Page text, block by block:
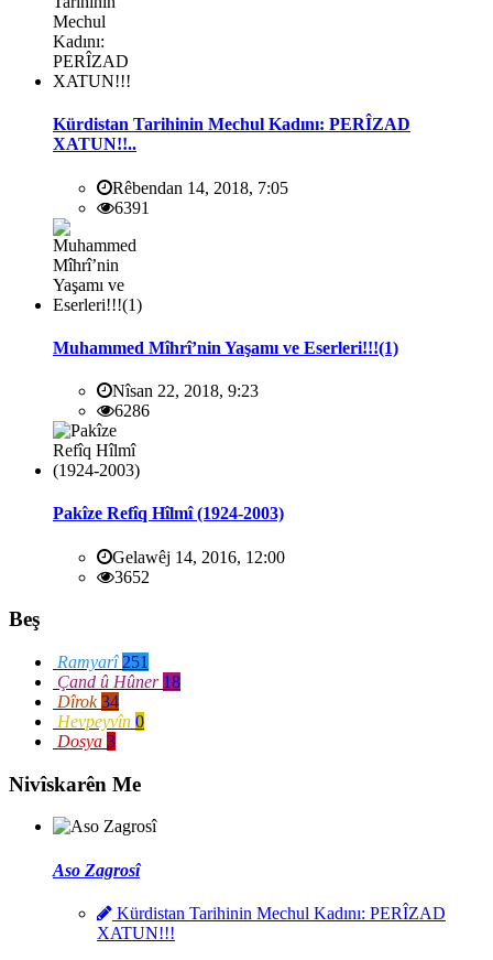
Kürdistan Tarihinin Mechul Kadını: PERÎZAD
XATUN!!..
Rêbendan 14, 2018, 7:05
6391
Muhammed Mîhrî’nin Yaşamı ve Eserleri!!!(1)
Nîsan 22, 2018, 9:23
6286
Pakîze Refîq Hîlmî (1924-2003)
Gelawêj 14, 2016, 12:00
3652
Beş
Ramyarî 251
Çand û Hûner 18
Dîrok34
Hevpeyvîn 0
Dosya 3
Nivîskarên Me
Aso Zagrosî
Kürdistan Tarihinin Mechul Kadını: PERÎZAD
XATUN!!!